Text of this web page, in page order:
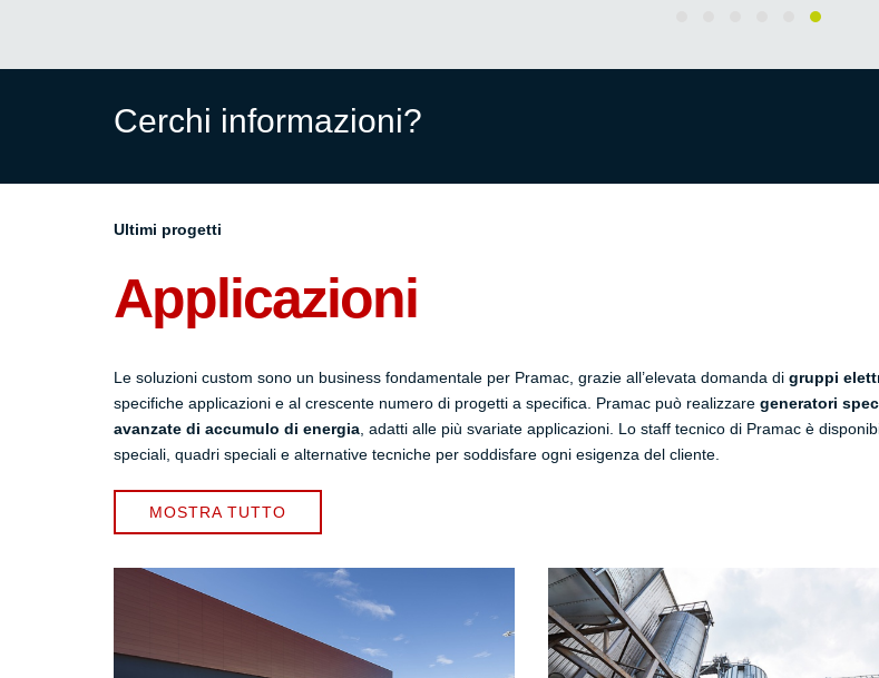
Cerchi informazioni?
Ultimi progetti
Applicazioni
Le soluzioni custom sono un business fondamentale per Pramac, grazie all’elevata domanda di gruppi
specifiche applicazioni e al crescente numero di progetti a specifica. Pramac può realizzare generatori
avanzate di accumulo di energia , adatti alle più svariate applicazioni. Lo staff tecnico di Pramac è
speciali, quadri speciali e alternative tecniche per soddisfare ogni esigenza del cliente.
MOSTRA TUTTO